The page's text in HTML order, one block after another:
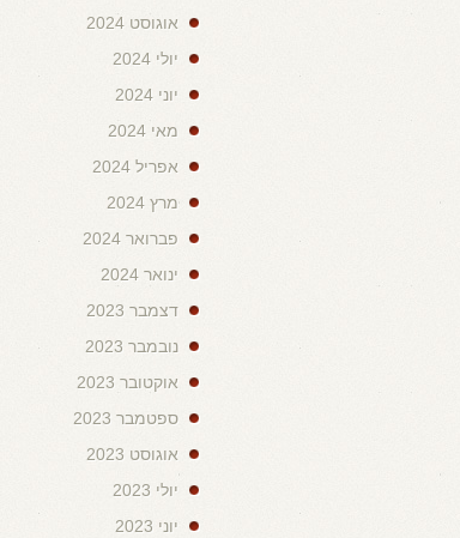
אוגוסט 2024
יולי 2024
יוני 2024
מאי 2024
אפריל 2024
מרץ 2024
פברואר 2024
ינואר 2024
דצמבר 2023
נובמבר 2023
אוקטובר 2023
ספטמבר 2023
אוגוסט 2023
יולי 2023
יוני 2023